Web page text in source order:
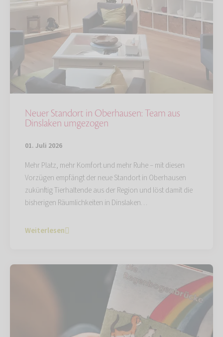
Neuer Standort in Oberhausen: Team aus
Dinslaken umgezogen
01. Juli 2026
Mehr Platz, mehr Komfort und mehr Ruhe – mit diesen
Vorzügen empfängt der neue Standort in Oberhausen
zukünftig Tierhaltende aus der Region und löst damit die
bisherigen Räumlichkeiten in Dinslaken…
Weiterlesen